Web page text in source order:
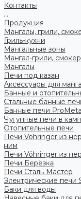
Контакты
...
Продукция
Мангалы, грили,
Гриль-кухни
Мангальные зоны
Мангал-грили,
Мангалы
Печи под казан
Аксессуары для
Банные и
Стальные банные
Банные печи
Чугунные печи в
Отопительные печи
Печи Vöhringer из
ним
Печи Vöhringer из
Печи Берёзка
Печи Сталь-Мастер
Электрические печи
Баки для воды